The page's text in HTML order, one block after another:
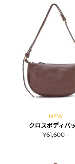
NEW
クロスボディバ
¥61,600 -